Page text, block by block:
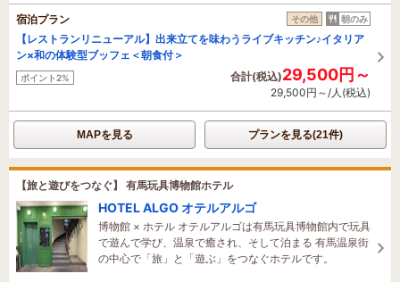
宿泊プラン その他 朝のみ
【レストランリニューアル】出来立てを味わうライブキッチン♪イタリア
ン×和の体験型ブッフェ＜朝食付＞
ポイント2% 合計(税込)29,500円～
29,500円～/人(税込)
MAPを見る プランを見る(21件)
【旅と遊びをつなぐ】 有馬玩具博物館ホテル
HOTEL ALGO オテルアルゴ
博物館 × ホテル オテルアルゴは有馬玩具博物館内で玩具
で遊んで学び、温泉で癒され、そして泊まる 有馬温泉街
の中心で「旅」と「遊ぶ」をつなぐホテルです。